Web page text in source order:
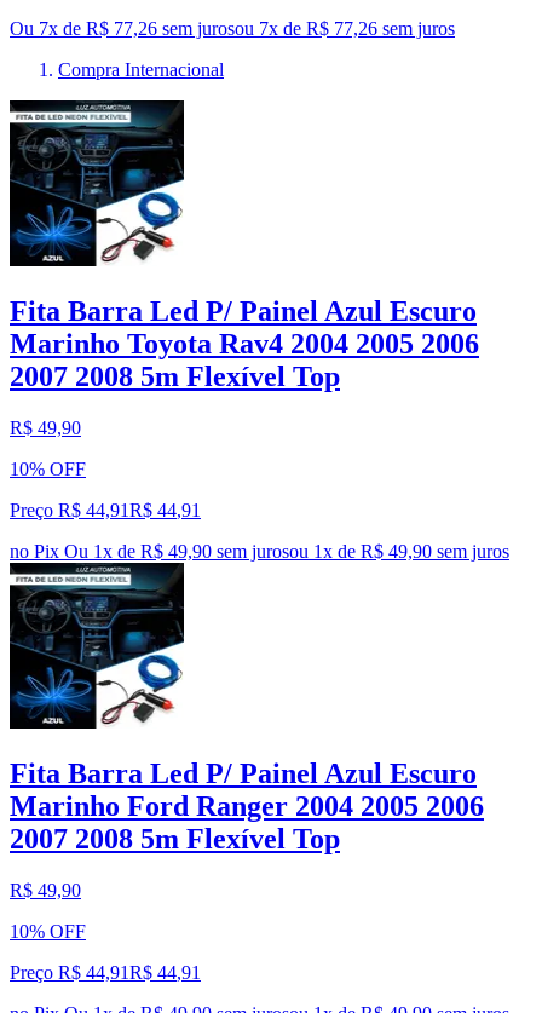
Ou 7x de R$ 77,26 sem jurosou 7x de R$ 77,26 sem juros
Compra Internacional
Fita Barra Led P/ Painel Azul Escuro
Marinho Toyota Rav4 2004 2005 2006
2007 2008 5m Flexível Top
R$ 49,90
10% OFF
Preço R$ 44,91R$ 44,91
no Pix Ou 1x de R$ 49,90 sem jurosou 1x de R$ 49,90 sem juros
Fita Barra Led P/ Painel Azul Escuro
Marinho Ford Ranger 2004 2005 2006
2007 2008 5m Flexível Top
R$ 49,90
10% OFF
Preço R$ 44,91R$ 44,91